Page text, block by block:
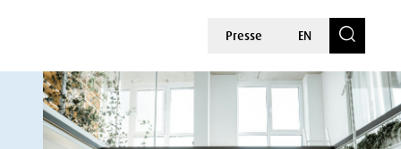
Presse EN